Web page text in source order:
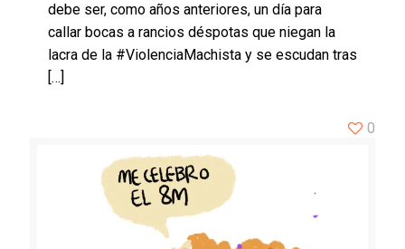
debe ser, como años anteriores, un día para
callar bocas a rancios déspotas que niegan la
lacra de la #ViolenciaMachista y se escudan tras
[…]
0